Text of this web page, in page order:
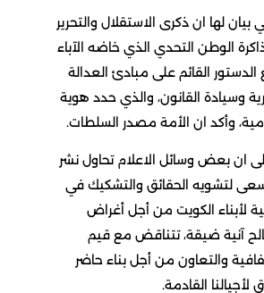
بيان لها ان ذكرى الاستقلال والتحرير
الوطن التحدي الذي خاضه الآباء
الدستور القائم على مبادئ العدالة
وسيادة القانون، والذي حدد هوية
وأكد ان الأمة مصدر السلطات.
ان بعض وسائل الاعلام تحاول نشر
لتشويه الحقائق والتشكيك في
لأبناء الكويت من أجل أغراض
آنية ضيقة، تتناقض مع قيم
والتعاون من أجل بناء حاضر
القادمة.